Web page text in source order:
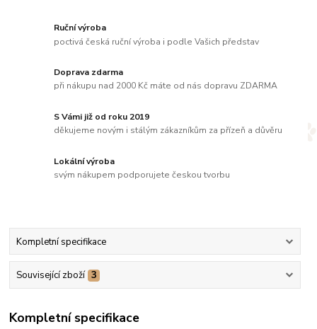
Ruční výroba
poctivá česká ruční výroba i podle Vašich představ
Doprava zdarma
při nákupu nad 2000 Kč máte od nás dopravu ZDARMA
S Vámi již od roku 2019
děkujeme novým i stálým zákazníkům za přízeň a důvěru
Lokální výroba
svým nákupem podporujete českou tvorbu
Kompletní specifikace
Související zboží 3
Kompletní specifikace